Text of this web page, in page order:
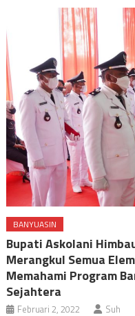
BANYUASIN
Bupati Askolani
Merangkul Semua
Memahami Program
Sejahtera
Februari 2, 2022 Suh